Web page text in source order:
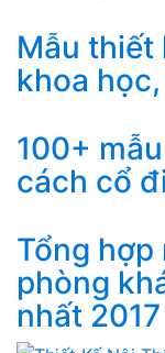
Mẫu thiết
khoa
100+
cách cổ
Tổng
phòng
nhất 2017